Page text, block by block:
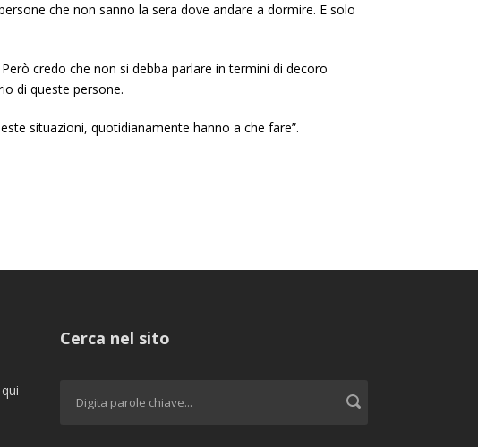
che non sanno la sera dove andare a dormire. E solo
credo che non si debba parlare in termini di decoro
di queste persone.
situazioni, quotidianamente hanno a che fare”.
Cerca nel sito